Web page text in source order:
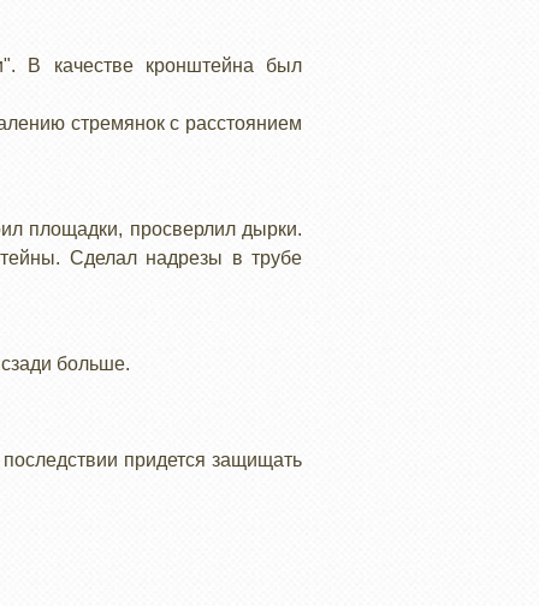
В качестве кронштейна был
стремянок с расстоянием
площадки, просверлил дырки.
Сделал надрезы в трубе
больше.
придется защищать